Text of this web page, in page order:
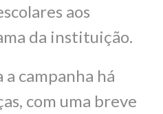
aos
da instituição.
campanha há
com uma breve